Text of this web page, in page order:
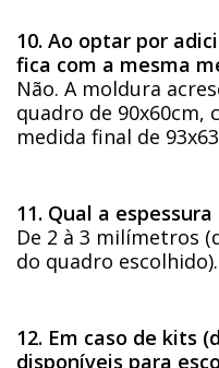
10. Ao optar por
fica com a mesma
Não. A moldura
quadro de 90x60cm,
medida final de
11. Qual a
De 2 à 3 milímetros
do quadro escolhido).
12. Em caso de kits
disponíveis para